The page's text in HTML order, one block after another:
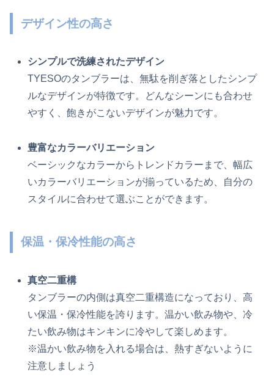
デザイン性の高さ
シンプルで洗練されたデザイン
TYESOのタンブラーは、無駄を削ぎ落としたシンプ
ルなデザインが特徴です。どんなシーンにも合わせ
やすく、飽きがこないデザインが魅力です。
豊富なカラーバリエーション
ベーシックなカラーからトレンドカラーまで、幅広
いカラーバリエーションが揃っているため、自分の
スタイルに合わせて選ぶことができます。
保温・保冷性能の高さ
真空二重構
タンブラーの内側は真空二重構造になっており、高
い保温・保冷性能を誇ります。温かい飲み物や、冷
たい飲み物はキンキンに冷やして楽しめます。
※温かい飲み物を入れる場合は、熱すぎないように
注意しましょう